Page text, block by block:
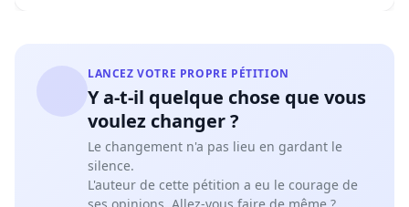
aanval voor te bereiden. Dit heeft burgers in gevaar
gebracht waaronder kinderen en oudere mensen.
3. Hoe kan hij zichzelf feliciteren met de talrijke en
brutale aanvallen van de politie: traangas dat zonder
onderscheid werd gebruikt, slagen met wapenstokken
zonder enige noodzaak werden uitgedeeld,
LANCEZ VOTRE PROPRE PÉTITION
Y a-t-il quelque chose que vous
voulez changer ?
Le changement n'a pas lieu en gardant le
silence.
L'auteur de cette pétition a eu le courage de